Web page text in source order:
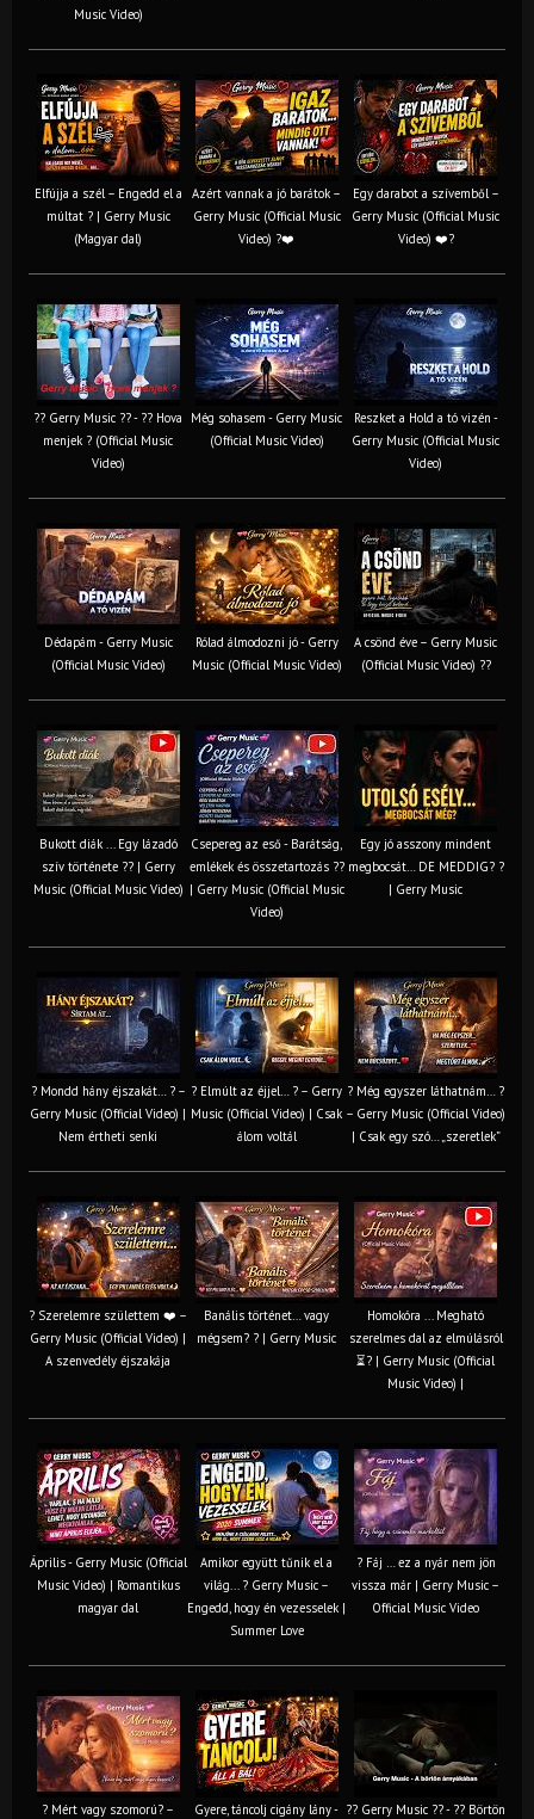
Music Video)
Elfújja a szél – Engedd el a
múltat ? | Gerry Music
(Magyar dal)
Azért vannak a jó barátok –
Gerry Music (Official Music
Video) ?❤️
Egy darabot a szívemből –
Gerry Music (Official Music
Video) ❤️?
?? Gerry Music ?? - ?? Hova
menjek ? (Official Music
Video)
Még sohasem - Gerry Music
(Official Music Video)
Reszket a Hold a tó vizén -
Gerry Music (Official Music
Video)
Dédapám - Gerry Music
(Official Music Video)
Rólad álmodozni jó - Gerry
Music (Official Music Video)
A csönd éve – Gerry Music
(Official Music Video) ??
Bukott diák ... Egy lázadó
szív története ?? | Gerry
Music (Official Music Video)
Csepereg az eső - Barátság,
emlékek és összetartozás ?️?
| Gerry Music (Official Music
Video)
Egy jó asszony mindent
megbocsát… DE MEDDIG? ?
| Gerry Music
? Mondd hány éjszakát… ? –
Gerry Music (Official Video) |
Nem értheti senki
? Elmúlt az éjjel… ? – Gerry
Music (Official Video) | Csak
álom voltál
? Még egyszer láthatnám… ?
– Gerry Music (Official Video)
| Csak egy szó… „szeretlek”
? Szerelemre születtem ❤️ –
Gerry Music (Official Video) |
A szenvedély éjszakája
Banális történet… vagy
mégsem? ? | Gerry Music
Homokóra ... Megható
szerelmes dal az elmúlásról
⏳? | Gerry Music (Official
Music Video) |
Április - Gerry Music (Official
Music Video) | Romantikus
magyar dal
Amikor együtt tűnik el a
világ... ? Gerry Music –
Engedd, hogy én vezesselek |
Summer Love
? Fáj … ez a nyár nem jön
vissza már | Gerry Music –
Official Music Video
? Mért vagy szomorú? –
Gyere, táncolj cigány lány - ?? Gerry Music ?? - ?? Börtön